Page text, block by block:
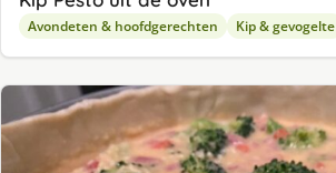
Avondeten & hoofdgerechten Kip & gevogelte